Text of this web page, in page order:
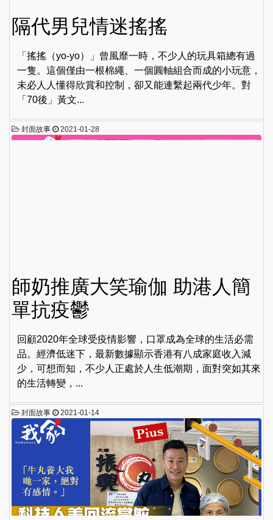
隔代男兒情迷搖搖
「搖搖（yo-yo）」曾風靡一時，不少人的玩具箱總有過
一隻。這個僅由一根棉繩、一個圓軸組合而成的小玩意，
未必人人懂得欣賞和控制，卻又能連繫起兩代少年。對
「70後」黃文...
封面故事 2021-01-28
師奶推廣大笑瑜伽 助港人簡
單抗疫鬱
回顧2020年全球受疫情影響，口罩成為全球的生活必需
品。經濟低迷下，最新數據顯示香港有八成家庭收入減
少，可想而知，不少人正處於人生低潮期，面對突如其來
的生活轉變，...
封面故事 2021-01-14